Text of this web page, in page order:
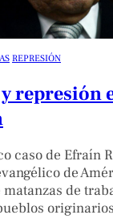
REPRESIÓN
represión
caso de Efraín
de
de